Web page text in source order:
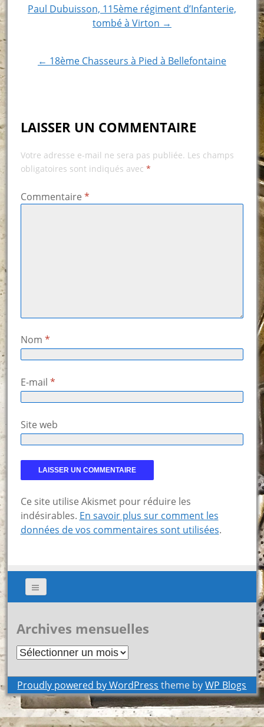
Post
Paul Dubuisson, 115ème régiment d’Infanterie,
tombé à Virton →
← 18ème Chasseurs à Pied à Bellefontaine
LAISSER UN COMMENTAIRE
Votre adresse e-mail ne sera pas publiée. Les champs
obligatoires sont indiqués avec *
Commentaire *
Nom *
E-mail *
Site web
Ce site utilise Akismet pour réduire les
indésirables. En savoir plus sur comment les
données de vos commentaires sont utilisées.
Archives mensuelles
Archives
Proudly powered by WordPress theme byWP Blogs